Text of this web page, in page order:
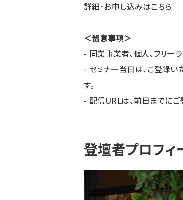
詳細・お申し込みはこちら
＜留意事項＞
- 同業事業者、個人、フリー
- セミナー当日は、ご登録い
す。
- 配信URLは、前日までにご
登壇者プロフィ